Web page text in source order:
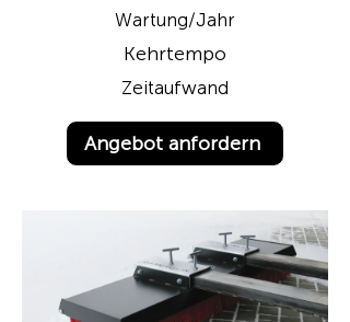
Wartung/Jahr
Kehrtempo
Zeitaufwand
Angebot anfordern